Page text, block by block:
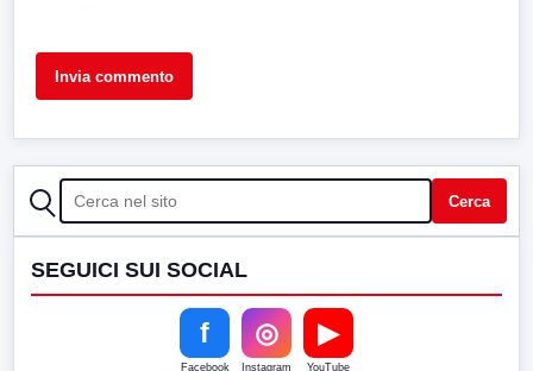
CERCA Cerca
SEGUICI SUI SOCIAL
f
Facebook
◎
Instagram
▶
YouTube